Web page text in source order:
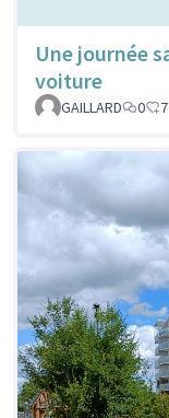
Une journée
voiture
GAILLARD
0 7